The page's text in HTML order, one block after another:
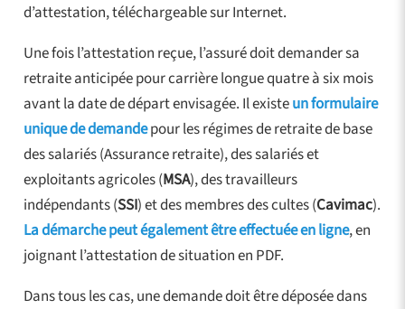
d’attestation, téléchargeable sur Internet.
Une fois l’attestation reçue, l’assuré doit demander sa
retraite anticipée pour carrière longue quatre à six mois
avant la date de départ envisagée. Il existeun formulaire
unique de demandepour les régimes de retraite de base
des salariés (Assurance retraite), des salariés et
exploitants agricoles (MSA), des travailleurs
indépendants (SSI) et des membres des cultes (Cavimac).
La démarche peut également être effectuée en ligne, en
joignant l’attestation de situation en PDF.
Dans tous les cas, une demande doit être déposée dans